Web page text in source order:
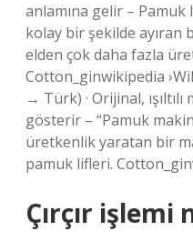
anlamına gelir – Pamuk
kolay bir şekilde ayıran
elden çok daha fazla
Cotton_ginwikipedia
→ Türk) · Orijinal, ışıltılı
gösterir – “Pamuk
üretkenlik yaratan bir
pamuk lifleri.
Çırçır işlemi